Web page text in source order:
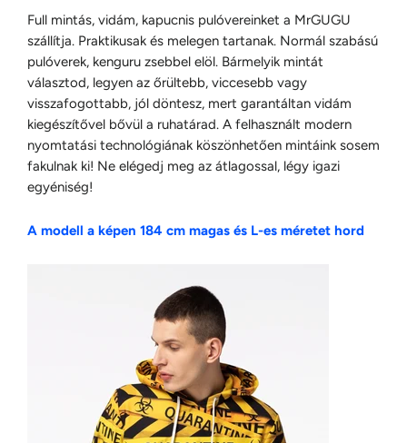
Full mintás, vidám, kapucnis pulóvereinket a MrGUGU
szállítja. Praktikusak és melegen tartanak. Normál szabású
pulóverek, kenguru zsebbel elöl. Bármelyik mintát
választod, legyen az őrültebb, viccesebb vagy
visszafogottabb, jól döntesz, mert garantáltan vidám
kiegészítővel bővül a ruhatárad. A felhasznált modern
nyomtatási technológiának köszönhetően mintáink sosem
fakulnak ki! Ne elégedj meg az átlagossal, légy igazi
egyéniség!
A modell a képen 184 cm magas és L-es méretet hord